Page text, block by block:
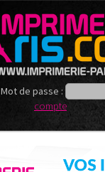
Mot de passe :
compte